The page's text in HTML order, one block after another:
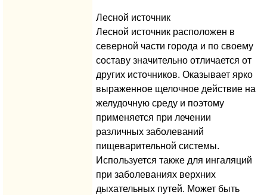
Лесной источник
Лесной источник расположен в
северной части города и по своему
составу значительно отличается от
других источников. Оказывает ярко
выраженное щелочное действие на
желудочную среду и поэтому
применяется при лечении
различных заболеваний
пищеварительной системы.
Используется также для ингаляций
при заболеваниях верхних
дыхательных путей. Может быть